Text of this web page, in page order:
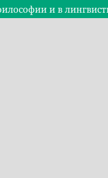
и в